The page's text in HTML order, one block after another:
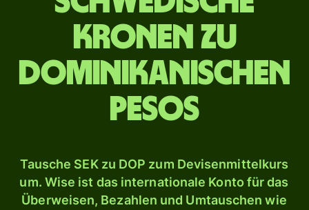
Kronen zu
dominikanischen
Pesos
Tausche SEK zu DOP zum Devisenmittelkurs
um. Wise ist das internationale Konto für das
Überweisen, Bezahlen und Umtauschen wie